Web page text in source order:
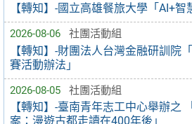
【轉知】-國立高雄餐旅大學「AI+智
2026-08-06 社團活動組
【轉知】-財團法人台灣金融研訓院
賽活動辦法」
2026-08-05 社團活動組
【轉知】-臺南青年志工中心舉辦之
案：漫遊古都走讀在400年後」